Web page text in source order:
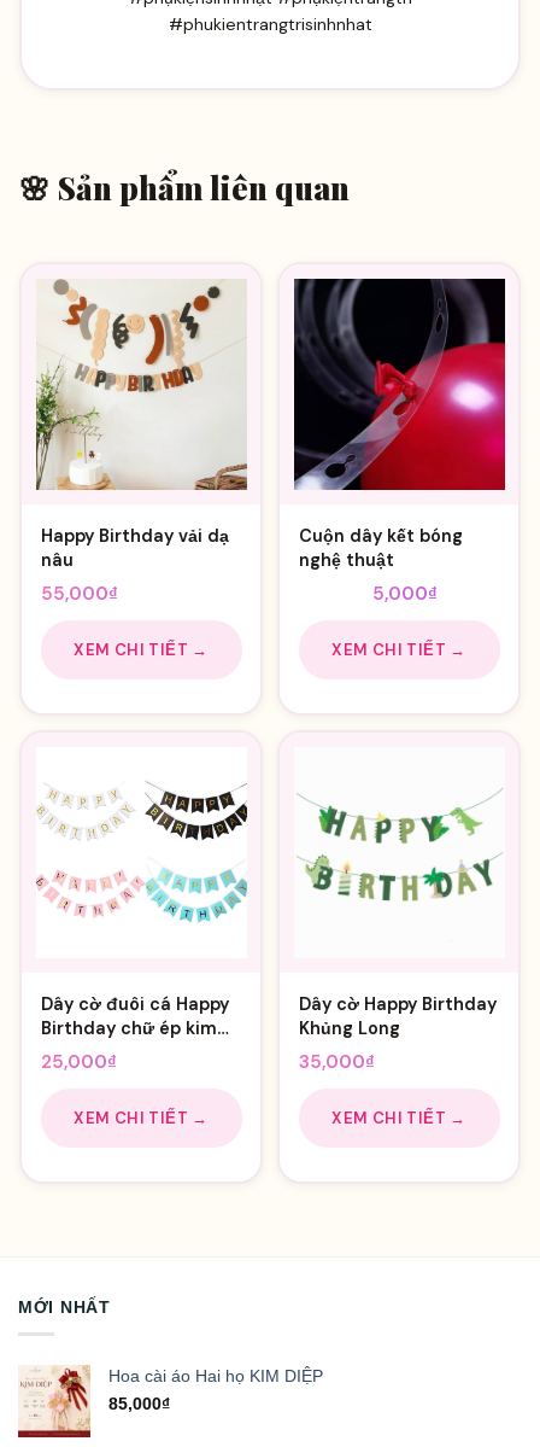
#phukientrangtrisinhnhat
🌸 Sản phẩm liên quan
Happy Birthday vải dạ
nâu
55,000₫
XEM CHI TIẾT →
Cuộn dây kết bóng
nghệ thuật
Giá
gốc
là:
8,000₫.
5,000₫
hiện
tại
là:
XEM CHI TIẾT →
Dây cờ đuôi cá Happy
Birthday chữ ép kim
vàng
25,000₫
XEM CHI TIẾT →
Dây cờ Happy Birthday
Khủng Long
35,000₫
XEM CHI TIẾT →
MỚI NHẤT
Hoa cài áo Hai họ KIM DIỆP
85,000₫